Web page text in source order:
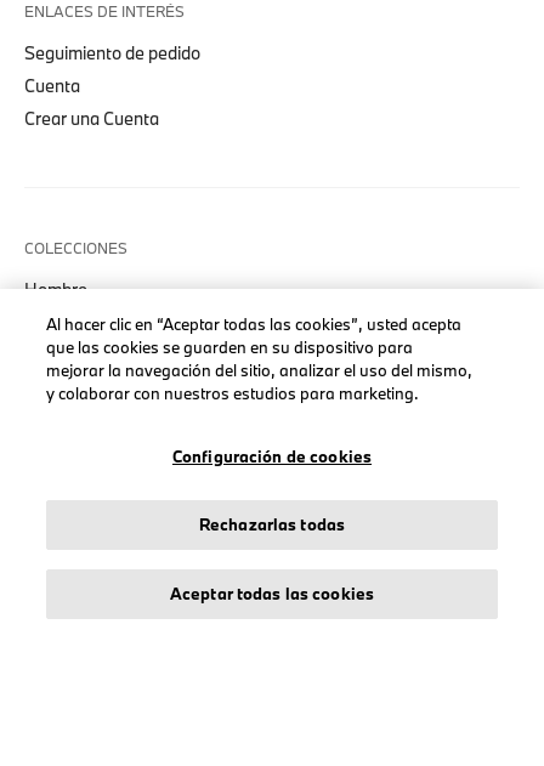
ENLACES DE INTERÉS
Seguimiento de pedido
Cuenta
Crear una Cuenta
COLECCIONES
Hombre
Mujeres
Accesorios
BMW
Sobre stichd
Al hacer clic en “Aceptar todas las cookies”, usted acepta
que las cookies se guarden en su dispositivo para
mejorar la navegación del sitio, analizar el uso del mismo,
y colaborar con nuestros estudios para marketing.
Configuración de cookies
Rechazarlas todas
Aceptar todas las cookies